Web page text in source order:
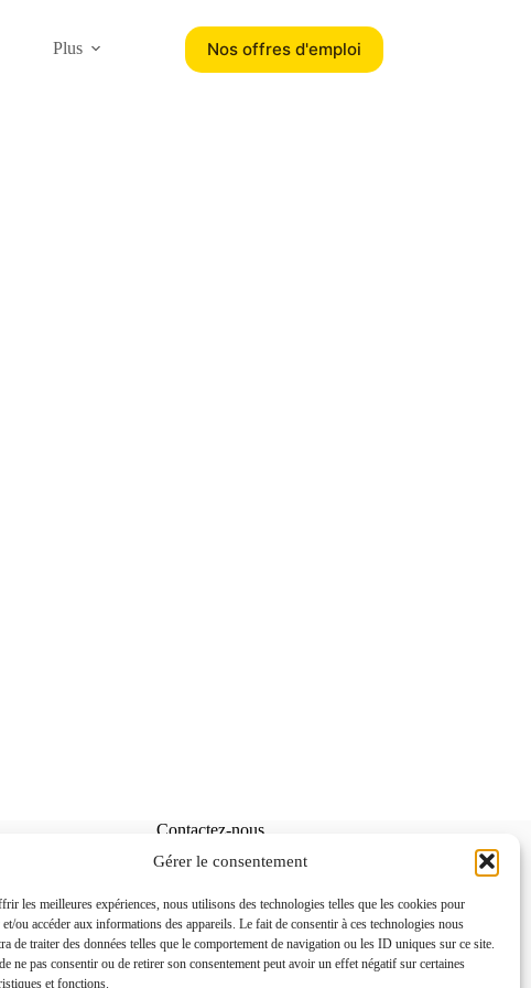
Gérer le consentement
les meilleures expériences, nous utilisons des technologies telles que les cookies pour
ou accéder aux informations des appareils. Le fait de consentir à ces technologies nous
de traiter des données telles que le comportement de navigation ou les ID uniques sur ce site.
ne pas consentir ou de retirer son consentement peut avoir un effet négatif sur certaines
et fonctions.
Plus Nos offres d'emploi
Contactez-nous
Téléphone :04 51 42 22 24
Adresse :La pépinière
d’entreprise – CCI de la Drôme,
3 Rue Georges Charpak, 26300
Alixan